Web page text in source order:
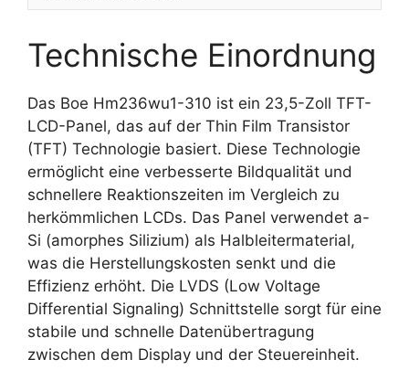
Technische Einordnung
Das Boe Hm236wu1-310 ist ein 23,5-Zoll TFT-
LCD-Panel, das auf der Thin Film Transistor
(TFT) Technologie basiert. Diese Technologie
ermöglicht eine verbesserte Bildqualität und
schnellere Reaktionszeiten im Vergleich zu
herkömmlichen LCDs. Das Panel verwendet a-
Si (amorphes Silizium) als Halbleitermaterial,
was die Herstellungskosten senkt und die
Effizienz erhöht. Die LVDS (Low Voltage
Differential Signaling) Schnittstelle sorgt für eine
stabile und schnelle Datenübertragung
zwischen dem Display und der Steuereinheit.